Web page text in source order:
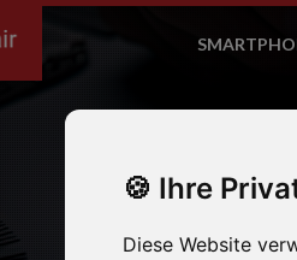
Ihre
Diese Website